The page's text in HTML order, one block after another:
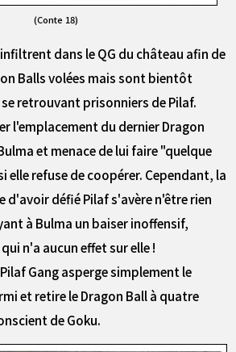
(Conte 18)
dans le QG du château afin de
Balls volées mais sont bientôt
retrouvant prisonniers de Pilaf.
l'emplacement du dernier Dragon
et menace de lui faire "quelque
elle refuse de coopérer. Cependant, la
d'avoir défié Pilaf s'avère n'être rien
à Bulma un baiser inoffensif,
n'a aucun effet sur elle !
Gang asperge simplement le
et retire le Dragon Ball à quatre
de Goku.